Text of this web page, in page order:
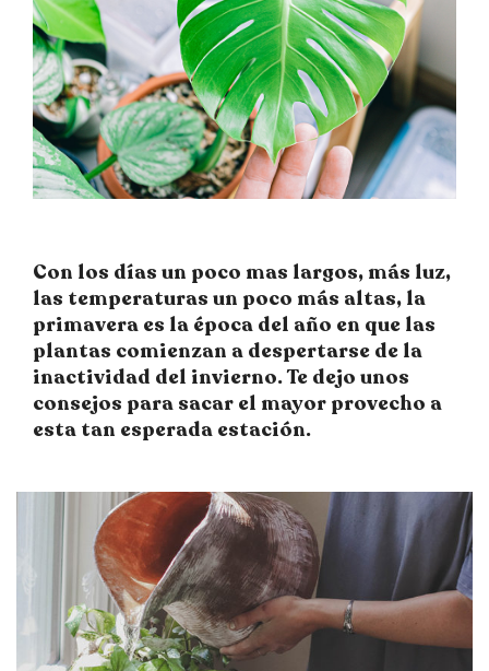
Con los días un poco mas largos, más luz,
las temperaturas un poco más altas, la
primavera es la época del año en que las
plantas comienzan a despertarse de la
inactividad del invierno. Te dejo unos
consejos para sacar el mayor provecho a
esta tan esperada estación.